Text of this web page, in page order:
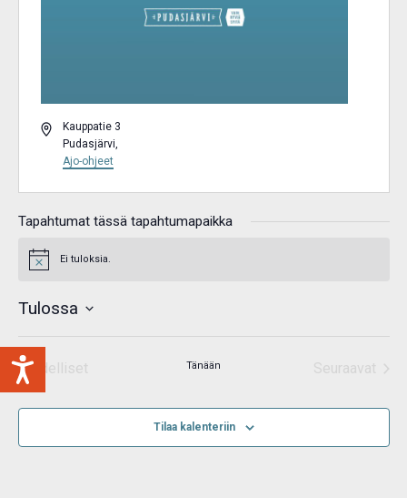
OsoiteKauppatie 3
Pudasjärvi,
Ajo-ohjeet
Tapahtumat tässä tapahtumapaikka
Notice Ei tuloksia.
Tulossa
Valitse
päivä.
Edelliset
Tänään
Seuraavat
Tilaa kalenteriin